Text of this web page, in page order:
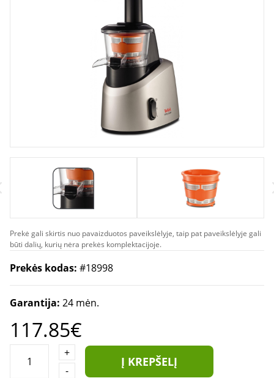
Prekė gali skirtis nuo pavaizduotos paveikslėlyje, taip pat paveikslėlyje gali
būti dalių, kurių nėra prekės komplektacijoje.
Prekės kodas: #18998
Garantija: 24 mėn.
117.85€
+
-
Į KREPŠELĮ